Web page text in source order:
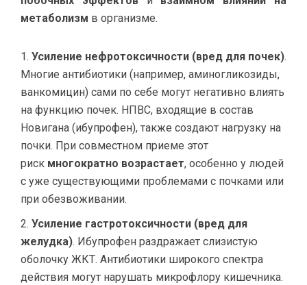
метаболизм в организме.
Усиление нефротоксичности (вред для почек).
Многие антибиотики (например, аминогликозиды,
ванкомицин) сами по себе могут негативно влиять
на функцию почек. НПВС, входящие в состав
Новигана (ибупрофен), также создают нагрузку на
почки. При совместном приеме этот
риск многократно возрастает, особенно у людей
с уже существующими проблемами с почками или
при обезвоживании.
Усиление гастротоксичности (вред для
желудка). Ибупрофен раздражает слизистую
оболочку ЖКТ. Антибиотики широкого спектра
действия могут нарушать микрофлору кишечника.